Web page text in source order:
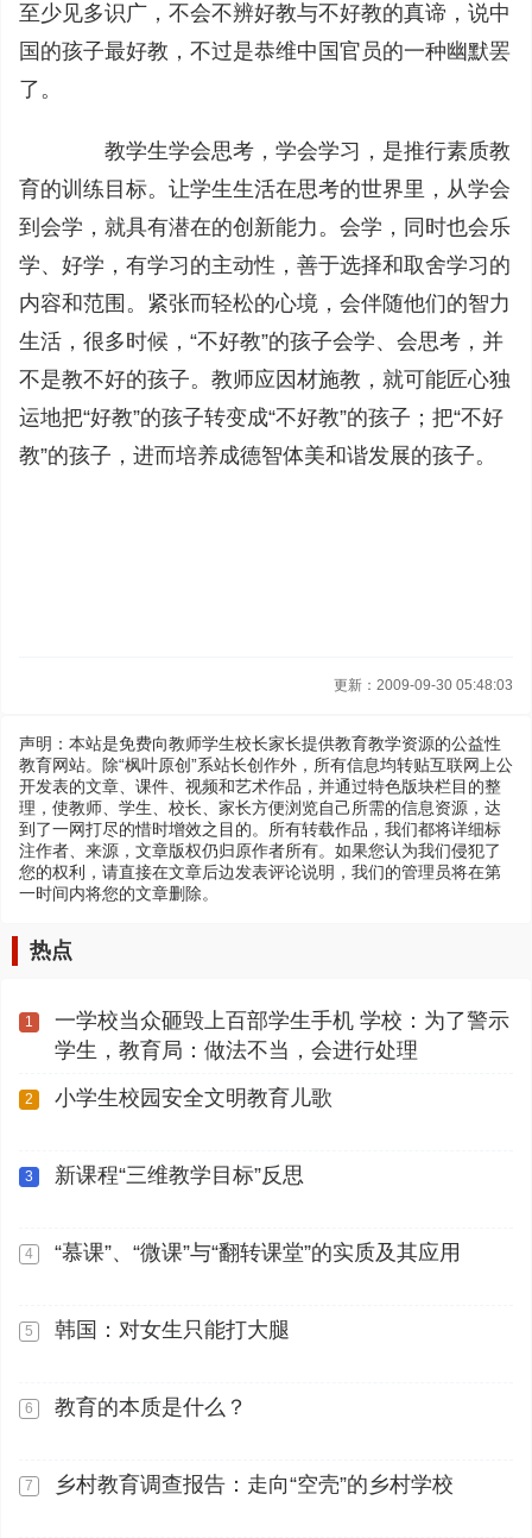
至少见多识广，不会不辨好教与不好教的真谛，说中
国的孩子最好教，不过是恭维中国官员的一种幽默罢
了。
教学生学会思考，学会学习，是推行素质教
育的训练目标。让学生生活在思考的世界里，从学会
到会学，就具有潜在的创新能力。会学，同时也会乐
学、好学，有学习的主动性，善于选择和取舍学习的
内容和范围。紧张而轻松的心境，会伴随他们的智力
生活，很多时候，“不好教”的孩子会学、会思考，并
不是教不好的孩子。教师应因材施教，就可能匠心独
运地把“好教”的孩子转变成“不好教”的孩子；把“不好
教”的孩子，进而培养成德智体美和谐发展的孩子。
更新：2009-09-30 05:48:03
声明：本站是免费向教师学生校长家长提供教育教学资源的公益性
教育网站。除“枫叶原创”系站长创作外，所有信息均转贴互联网上公
开发表的文章、课件、视频和艺术作品，并通过特色版块栏目的整
理，使教师、学生、校长、家长方便浏览自己所需的信息资源，达
到了一网打尽的惜时增效之目的。所有转载作品，我们都将详细标
注作者、来源，文章版权仍归原作者所有。如果您认为我们侵犯了
您的权利，请直接在文章后边发表评论说明，我们的管理员将在第
一时间内将您的文章删除。
热点
1
一学校当众砸毁上百部学生手机 学校：为了警示
学生，教育局：做法不当，会进行处理
2 小学生校园安全文明教育儿歌
3 新课程“三维教学目标”反思
4 “慕课”、“微课”与“翻转课堂”的实质及其应用
5 韩国：对女生只能打大腿
6 教育的本质是什么？
7 乡村教育调查报告：走向“空壳”的乡村学校